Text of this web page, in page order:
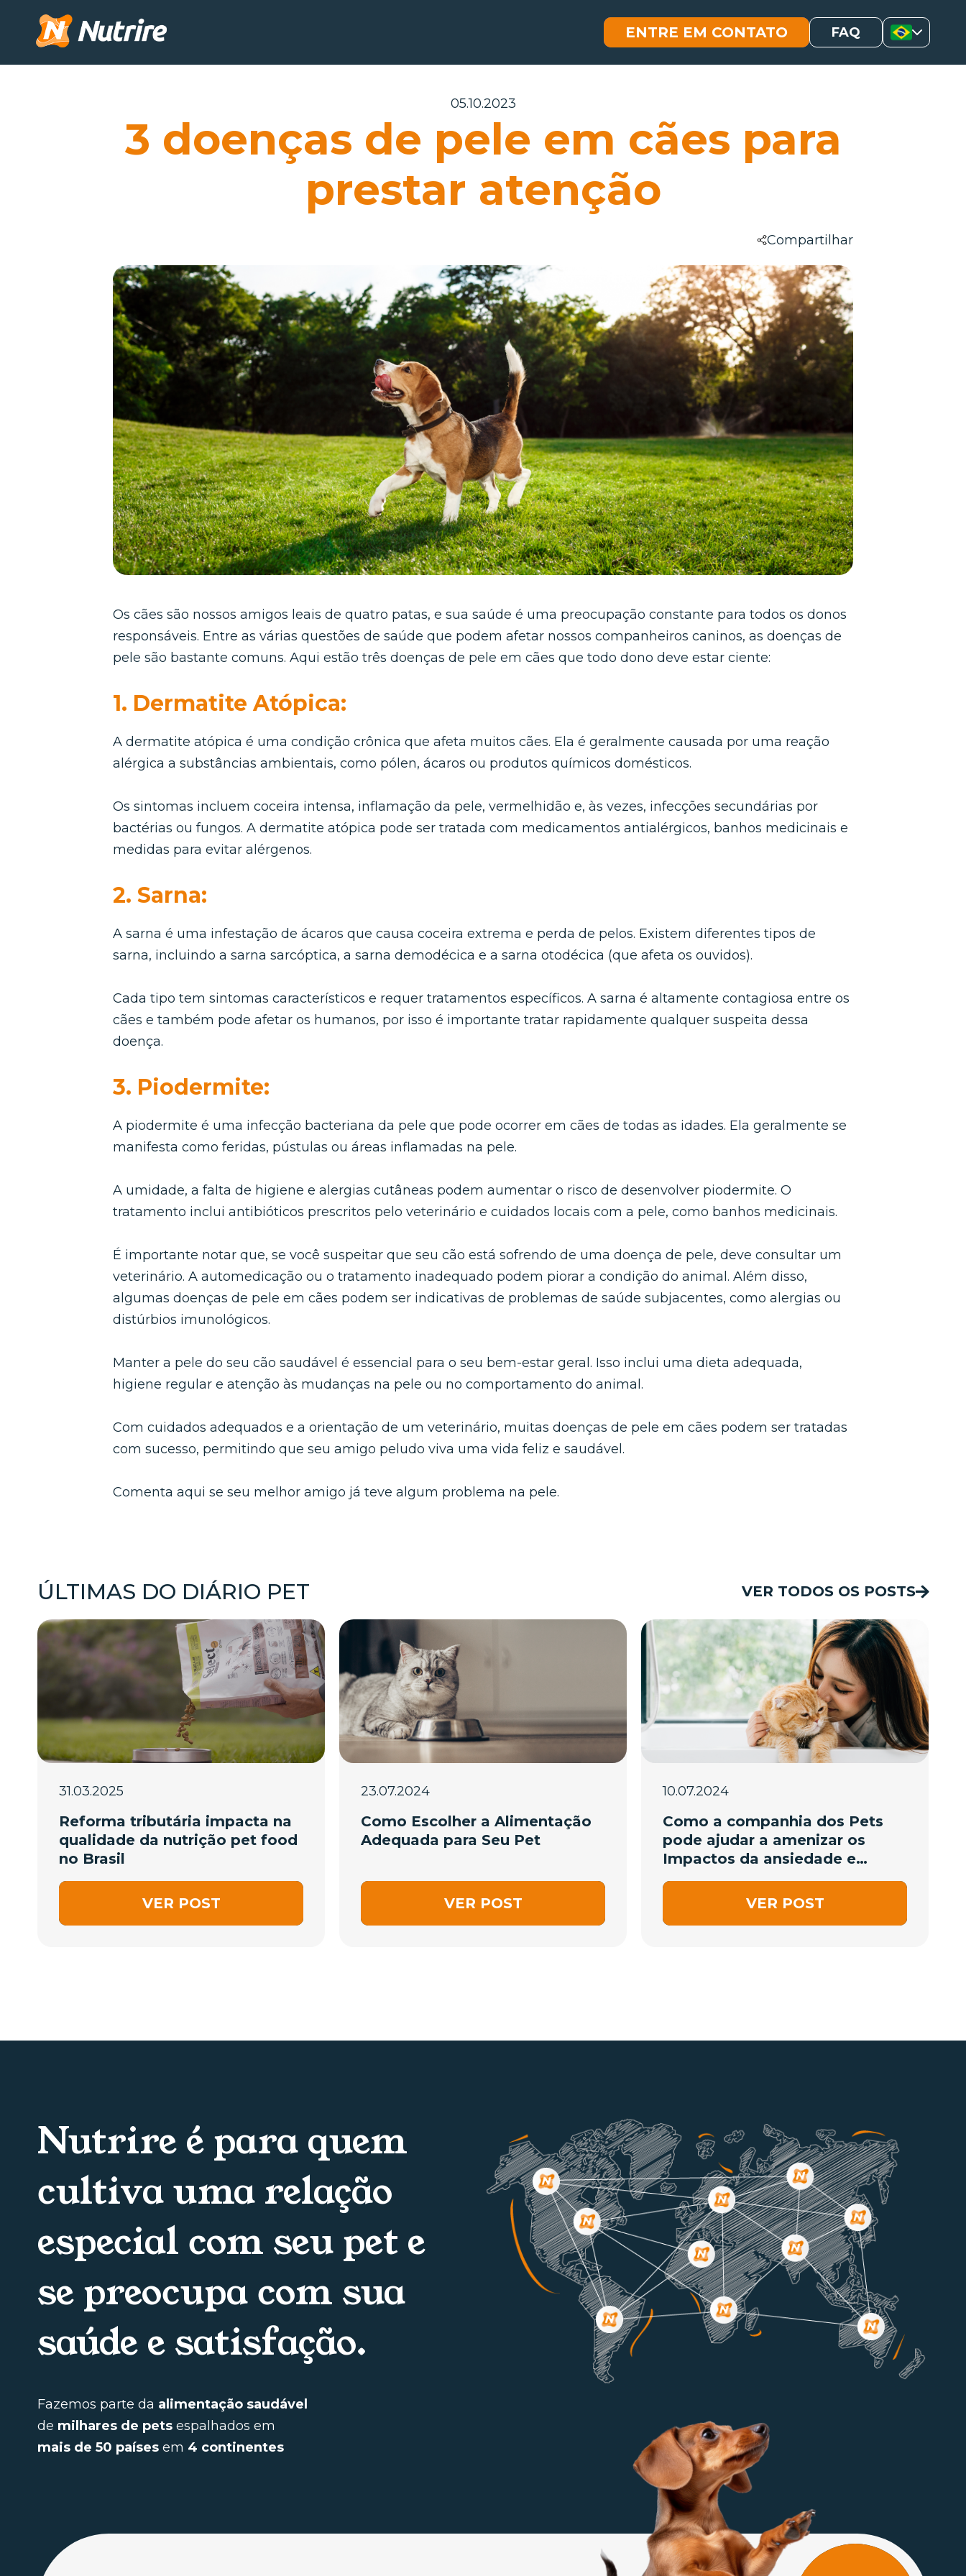
ENTRE EM CONTATO FAQ
05.10.2023
3 doenças de pele em cães para
prestar atenção
Compartilhar
Os cães são nossos amigos leais de quatro patas, e sua saúde é uma preocupação constante para todos os donos
responsáveis. Entre as várias questões de saúde que podem afetar nossos companheiros caninos, as doenças de
pele são bastante comuns. Aqui estão três doenças de pele em cães que todo dono deve estar ciente:
1. Dermatite Atópica:
A dermatite atópica é uma condição crônica que afeta muitos cães. Ela é geralmente causada por uma reação
alérgica a substâncias ambientais, como pólen, ácaros ou produtos químicos domésticos.
Os sintomas incluem coceira intensa, inflamação da pele, vermelhidão e, às vezes, infecções secundárias por
bactérias ou fungos. A dermatite atópica pode ser tratada com medicamentos antialérgicos, banhos medicinais e
medidas para evitar alérgenos.
2. Sarna:
A sarna é uma infestação de ácaros que causa coceira extrema e perda de pelos. Existem diferentes tipos de
sarna, incluindo a sarna sarcóptica, a sarna demodécica e a sarna otodécica (que afeta os ouvidos).
Cada tipo tem sintomas característicos e requer tratamentos específicos. A sarna é altamente contagiosa entre os
cães e também pode afetar os humanos, por isso é importante tratar rapidamente qualquer suspeita dessa
doença.
3. Piodermite:
A piodermite é uma infecção bacteriana da pele que pode ocorrer em cães de todas as idades. Ela geralmente se
manifesta como feridas, pústulas ou áreas inflamadas na pele.
A umidade, a falta de higiene e alergias cutâneas podem aumentar o risco de desenvolver piodermite. O
tratamento inclui antibióticos prescritos pelo veterinário e cuidados locais com a pele, como banhos medicinais.
É importante notar que, se você suspeitar que seu cão está sofrendo de uma doença de pele, deve consultar um
veterinário. A automedicação ou o tratamento inadequado podem piorar a condição do animal. Além disso,
algumas doenças de pele em cães podem ser indicativas de problemas de saúde subjacentes, como alergias ou
distúrbios imunológicos.
Manter a pele do seu cão saudável é essencial para o seu bem-estar geral. Isso inclui uma dieta adequada,
higiene regular e atenção às mudanças na pele ou no comportamento do animal.
Com cuidados adequados e a orientação de um veterinário, muitas doenças de pele em cães podem ser tratadas
com sucesso, permitindo que seu amigo peludo viva uma vida feliz e saudável.
Comenta aqui se seu melhor amigo já teve algum problema na pele.
ÚLTIMAS DO DIÁRIO PET VER TODOS OS POSTS
31.03.2025
Reforma tributária impacta na
qualidade da nutrição pet food
no Brasil
VER POST
23.07.2024
Como Escolher a Alimentação
Adequada para Seu Pet
VER POST
10.07.2024
Como a companhia dos Pets
pode ajudar a amenizar os
Impactos da ansiedade e
depressão
VER POST
Nutrire é para quem
cultiva uma relação
especial com seu pet e
se preocupa com sua
saúde e satisfação.
Fazemos parte da alimentação saudável
de milhares de pets espalhados em
mais de 50 países em 4 continentes